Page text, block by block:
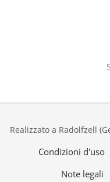
Realizzato a Radolfzell
Condizioni d'uso
Note legali